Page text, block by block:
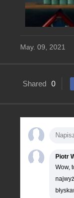
May. 09, 2021
Shared 0
Piotr
Wow,